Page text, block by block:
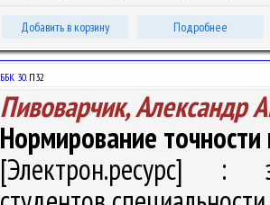
Добавить в корзину Подробнее
ББК 30.П32
Пивоварчик, Александр
Нормирование
[Электрон.ресурс] :